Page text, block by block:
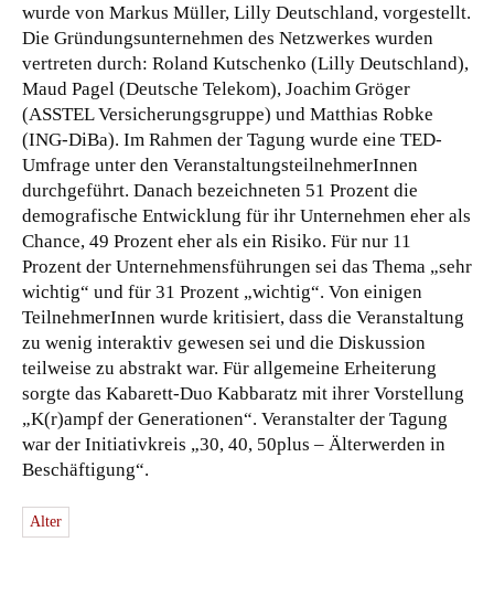
wurde von Markus Müller, Lilly Deutschland, vorgestellt.
Die Gründungsunternehmen des Netzwerkes wurden
vertreten durch: Roland Kutschenko (Lilly Deutschland),
Maud Pagel (Deutsche Telekom), Joachim Gröger
(ASSTEL Versicherungsgruppe) und Matthias Robke
(ING-DiBa). Im Rahmen der Tagung wurde eine TED-
Umfrage unter den VeranstaltungsteilnehmerInnen
durchgeführt. Danach bezeichneten 51 Prozent die
demografische Entwicklung für ihr Unternehmen eher als
Chance, 49 Prozent eher als ein Risiko. Für nur 11
Prozent der Unternehmensführungen sei das Thema „sehr
wichtig“ und für 31 Prozent „wichtig“. Von einigen
TeilnehmerInnen wurde kritisiert, dass die Veranstaltung
zu wenig interaktiv gewesen sei und die Diskussion
teilweise zu abstrakt war. Für allgemeine Erheiterung
sorgte das Kabarett-Duo Kabbaratz mit ihrer Vorstellung
„K(r)ampf der Generationen“. Veranstalter der Tagung
war der Initiativkreis „30, 40, 50plus – Älterwerden in
Beschäftigung“.
Alter